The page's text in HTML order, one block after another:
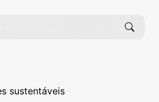
sustentáveis